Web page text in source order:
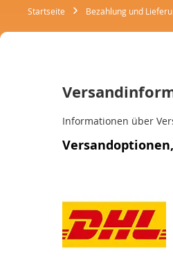
Startseite Bezahlung und
Informationen über